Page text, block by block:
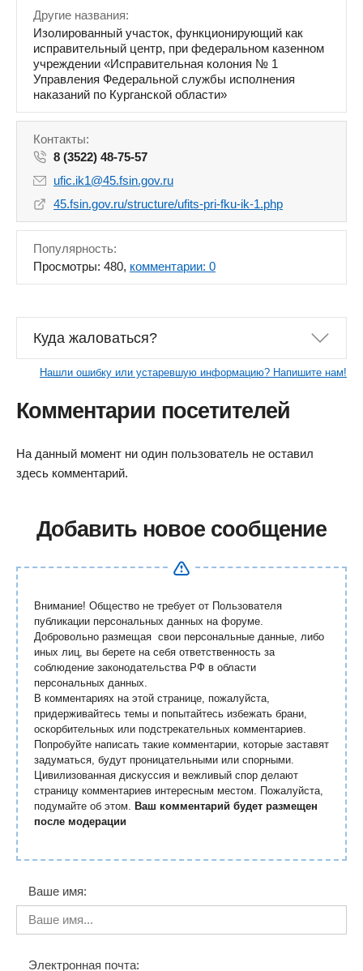
Другие названия:
Изолированный участок, функционирующий как
исправительный центр, при федеральном казенном
учреждении «Исправительная колония № 1
Управления Федеральной службы исполнения
наказаний по Курганской области»
Контакты:
8 (3522) 48-75-57
ufic.ik1@45.fsin.gov.ru
45.fsin.gov.ru/structure/ufits-pri-fku-ik-1.php
Популярность:
Просмотры: 480, комментарии: 0
Куда жаловаться?
Нашли ошибку или устаревшую информацию? Напишите нам!
Комментарии посетителей
На данный момент ни один пользователь не оставил
здесь комментарий.
Добавить новое сообщение
Внимание! Общество не требует от Пользователя
публикации персональных данных на форуме.
Добровольно размещая свои персональные данные, либо
иных лиц, вы берете на себя ответственность за
соблюдение законодательства РФ в области
персональных данных.
В комментариях на этой странице, пожалуйста,
придерживайтесь темы и попытайтесь избежать брани,
оскорбительных или подстрекательных комментариев.
Попробуйте написать такие комментарии, которые заставят
задуматься, будут проницательными или спорными.
Цивилизованная дискуссия и вежливый спор делают
страницу комментариев интересным местом. Пожалуйста,
подумайте об этом. Ваш комментарий будет размещен
после модерации
Ваше имя:
Электронная почта: